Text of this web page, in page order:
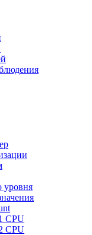
уровня
CPU
CPU